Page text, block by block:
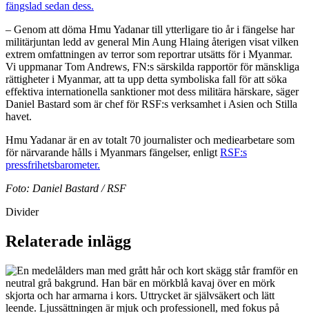
fängslad sedan dess.
– Genom att döma Hmu Yadanar till ytterligare tio år i fängelse har
militärjuntan ledd av general Min Aung Hlaing återigen visat vilken
extrem omfattningen av terror som reportrar utsätts för i Myanmar.
Vi uppmanar Tom Andrews, FN:s särskilda rapportör för mänskliga
rättigheter i Myanmar, att ta upp detta symboliska fall för att söka
effektiva internationella sanktioner mot dess militära härskare, säger
Daniel Bastard som är chef för RSF:s verksamhet i Asien och Stilla
havet.
Hmu Yadanar är en av totalt 70 journalister och mediearbetare som
för närvarande hålls i Myanmars fängelser, enligt RSF:s
pressfrihetsbarometer.
Foto: Daniel Bastard / RSF
Divider
Relaterade inlägg